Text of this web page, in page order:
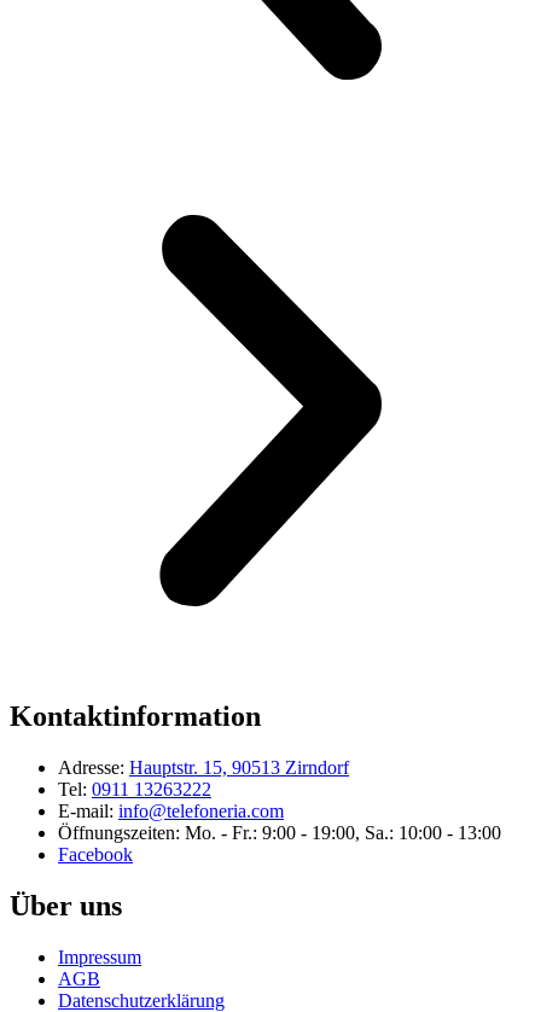
Kontaktinformation
Adresse: Hauptstr. 15, 90513 Zirndorf
Tel: 0911 13263222
E-mail: info@telefoneria.com
Öffnungszeiten: Mo. - Fr.: 9:00 - 19:00, Sa.: 10:00 - 13:00
Facebook
Über uns
Impressum
AGB
Datenschutzerklärung